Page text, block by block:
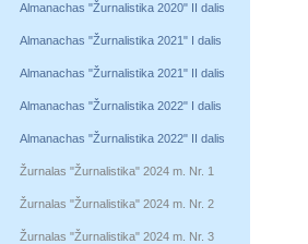
Almanachas "Žurnalistika 2020" II dalis
Almanachas "Žurnalistika 2021" I dalis
Almanachas "Žurnalistika 2021" II dalis
Almanachas "Žurnalistika 2022" I dalis
Almanachas "Žurnalistika 2022" II dalis
Žurnalas "Žurnalistika" 2024 m. Nr. 1
Žurnalas "Žurnalistika" 2024 m. Nr. 2
Žurnalas "Žurnalistika" 2024 m. Nr. 3